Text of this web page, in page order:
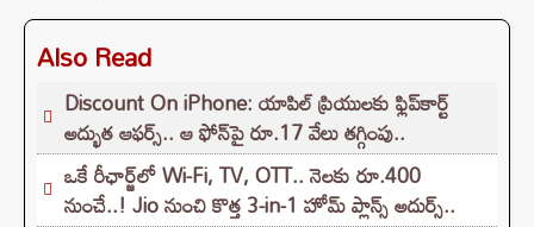
Also Read
Discount On iPhone: యాపిల్ ప్రియులకు ఫ్లిప్‌కార్ట్
అద్భుత ఆఫర్స్.. ఆ ఫోన్‌పై రూ.17 వేలు తగ్గింపు..
ఒకే రీఛార్జ్‌లో Wi-Fi, TV, OTT.. నెలకు రూ.400
నుంచే..! Jio నుంచి కొత్త 3-in-1 హోమ్ ప్లాన్స్ అదుర్స్..